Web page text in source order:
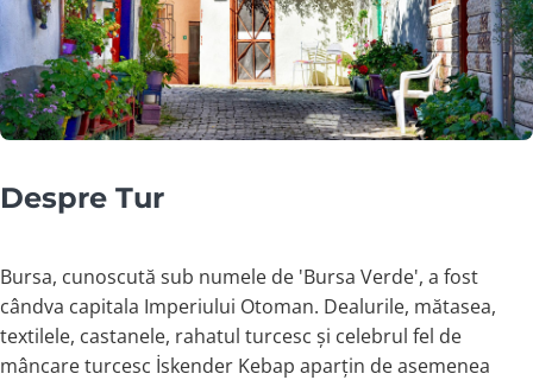
Despre Tur
Bursa, cunoscută sub numele de 'Bursa Verde', a fost
cândva capitala Imperiului Otoman. Dealurile, mătasea,
textilele, castanele, rahatul turcesc și celebrul fel de
mâncare turcesc İskender Kebap aparțin de asemenea